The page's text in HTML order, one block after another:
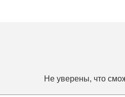
Не уверены, что